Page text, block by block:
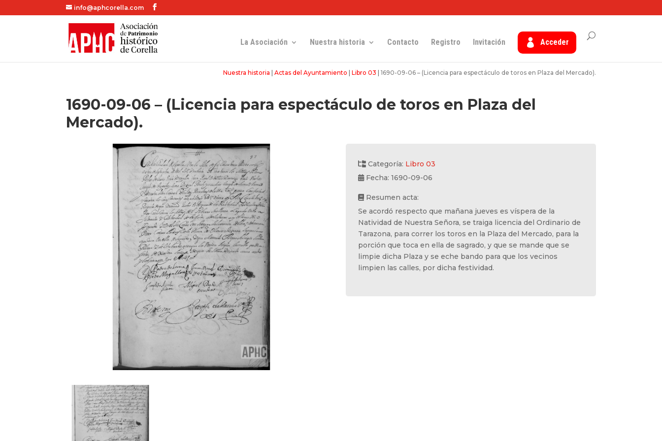
info@aphcorella.com
La Asociación Nuestra historia Contacto Registro Invitación Acceder
Nuestra historia Actas del Ayuntamiento Libro 03 1690-09-06 – (Licencia para espectáculo de toros en Plaza del Mercado).
1690-09-06 – (Licencia para espectáculo de toros en Plaza del
Mercado).
Categoría: Libro 03
Fecha: 1690-09-06
Resumen acta:
Se acordó respecto que mañana jueves es víspera de la
Natividad de Nuestra Señora, se traiga licencia del Ordinario de
Tarazona, para correr los toros en la Plaza del Mercado, para la
porción que toca en ella de sagrado, y que se mande que se
limpie dicha Plaza y se eche bando para que los vecinos
limpien las calles, por dicha festividad.